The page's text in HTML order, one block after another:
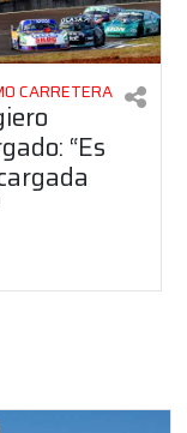
CARRETERA
“Es